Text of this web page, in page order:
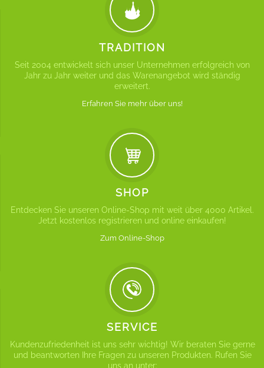
TRADITION
Seit 2004 entwickelt sich unser Unternehmen erfolgreich von
Jahr zu Jahr weiter und das Warenangebot wird ständig
erweitert.
Erfahren Sie mehr über uns!
SHOP
Entdecken Sie unseren Online-Shop mit weit über 4000 Artikel.
Jetzt kostenlos registrieren und online einkaufen!
Zum Online-Shop
SERVICE
Kundenzufriedenheit ist uns sehr wichtig! Wir beraten Sie gerne
und beantworten Ihre Fragen zu unseren Produkten. Rufen Sie
uns an unter: